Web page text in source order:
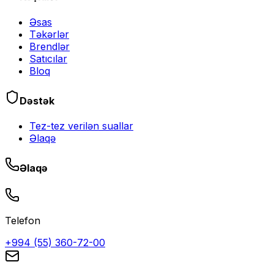
Əsas
Təkərlər
Brendlər
Satıcılar
Bloq
Dəstək
Tez-tez verilən suallar
Əlaqə
Əlaqə
Telefon
+994 (55) 360-72-00